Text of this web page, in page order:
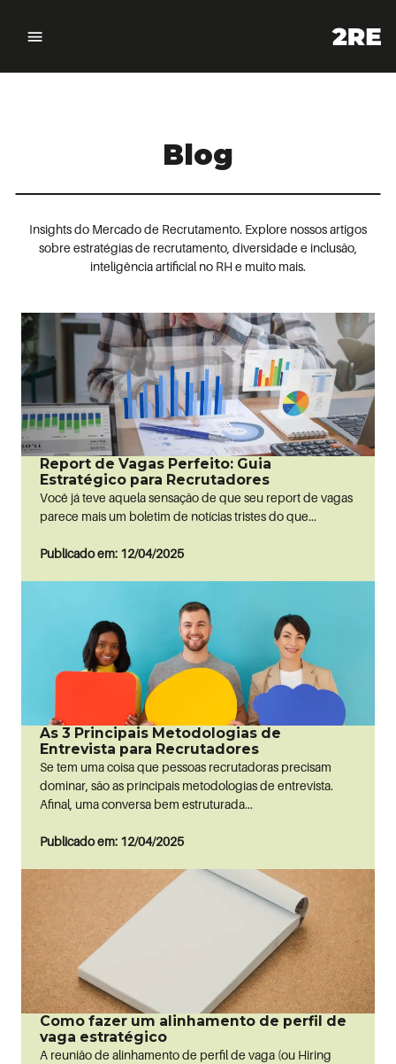
Blog
Insights do Mercado de Recrutamento. Explore nossos artigos
sobre estratégias de recrutamento, diversidade e inclusão,
inteligência artificial no RH e muito mais.
Report de Vagas Perfeito: Guia
Estratégico para Recrutadores
Você já teve aquela sensação de que seu report de vagas
parece mais um boletim de notícias tristes do que...
Publicado em: 12/04/2025
As 3 Principais Metodologias de
Entrevista para Recrutadores
Se tem uma coisa que pessoas recrutadoras precisam
dominar, são as principais metodologias de entrevista.
Afinal, uma conversa bem estruturada...
Publicado em: 12/04/2025
Como fazer um alinhamento de perfil de
vaga estratégico
A reunião de alinhamento de perfil de vaga (ou Hiring